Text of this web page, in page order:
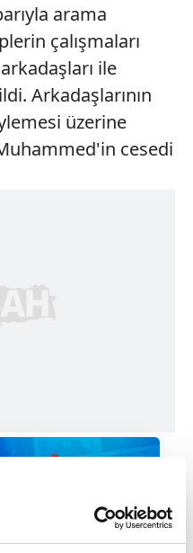
arama
çalışmaları
ile
Arkadaşlarının
üzerine
cesedi